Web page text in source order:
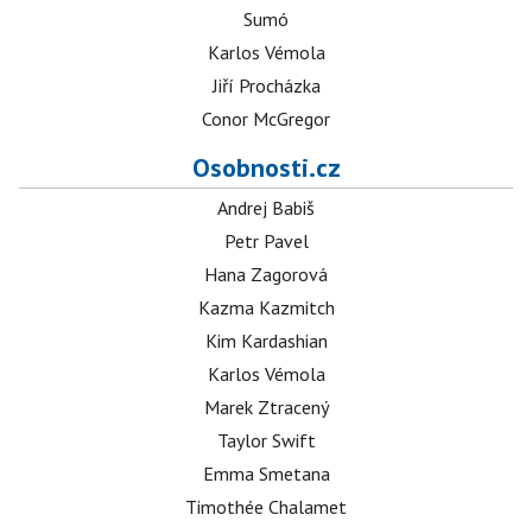
Sumó
Karlos Vémola
Jiří Procházka
Conor McGregor
Osobnosti.cz
Andrej Babiš
Petr Pavel
Hana Zagorová
Kazma Kazmitch
Kim Kardashian
Karlos Vémola
Marek Ztracený
Taylor Swift
Emma Smetana
Timothée Chalamet